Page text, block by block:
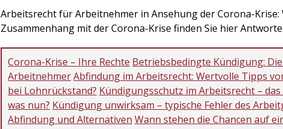
Arbeitsrecht für Arbeitnehmer in Ansehung der Corona-Krise:
Zusammenhang mit der Corona-Krise finden Sie hier
Corona-Krise – Ihre Rechte Betriebsbedingte Kündigung:
ArbeitnehmerAbfindung im Arbeitsrecht: Wertvolle Tipps
bei Lohnrückstand? Kündigungsschutz im Arbeitsrecht –
was nun? Kündigung unwirksam – typische Fehler des
Abfindung und Alternativen Wann stehen die Chancen auf